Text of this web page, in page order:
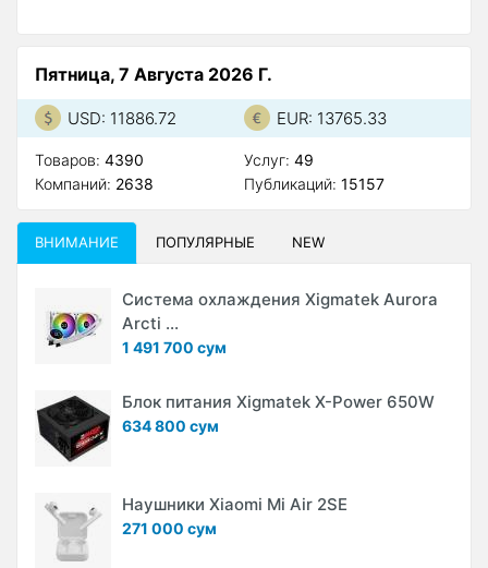
Пятница, 7 Августа 2026 Г.
USD: 11886.72 EUR: 13765.33
Товаров: 4390
Компаний: 2638
Услуг: 49
Публикаций: 15157
ВНИМАНИЕ ПОПУЛЯРНЫЕ NEW
Система охлаждения Xigmatek Aurora
Arcti ...
1 491 700 сум
Блок питания Xigmatek X-Power 650W
634 800 сум
Наушники Xiaomi Mi Air 2SE
271 000 сум